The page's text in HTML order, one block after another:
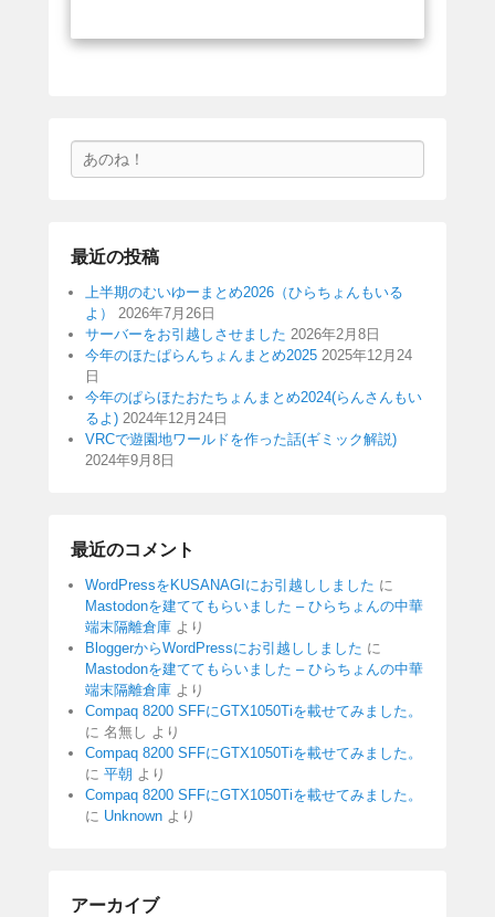
索
最近の投稿
上半期のむいゆーまとめ2026（ひらちょんもいる
よ）
2026年7月26日
サーバーをお引越しさせました 2026年2月8日
今年のほたぱらんちょんまとめ2025 2025年12月24
日
今年のぱらほたおたちょんまとめ2024(らんさんもい
るよ) 2024年12月24日
VRCで遊園地ワールドを作った話(ギミック解説)
2024年9月8日
最近のコメント
WordPressをKUSANAGIにお引越ししました に
Mastodonを建ててもらいました – ひらちょんの中華
端末隔離倉庫 より
BloggerからWordPressにお引越ししました に
Mastodonを建ててもらいました – ひらちょんの中華
端末隔離倉庫 より
Compaq 8200 SFFにGTX1050Tiを載せてみました。
に 名無し より
Compaq 8200 SFFにGTX1050Tiを載せてみました。
に 平朝 より
Compaq 8200 SFFにGTX1050Tiを載せてみました。
に Unknown より
アーカイブ